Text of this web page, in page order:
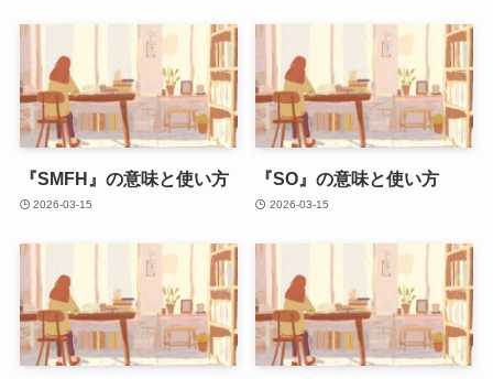
『SMFH』の意味と使い方
2026-03-15
『SO』の意味と使い方
2026-03-15